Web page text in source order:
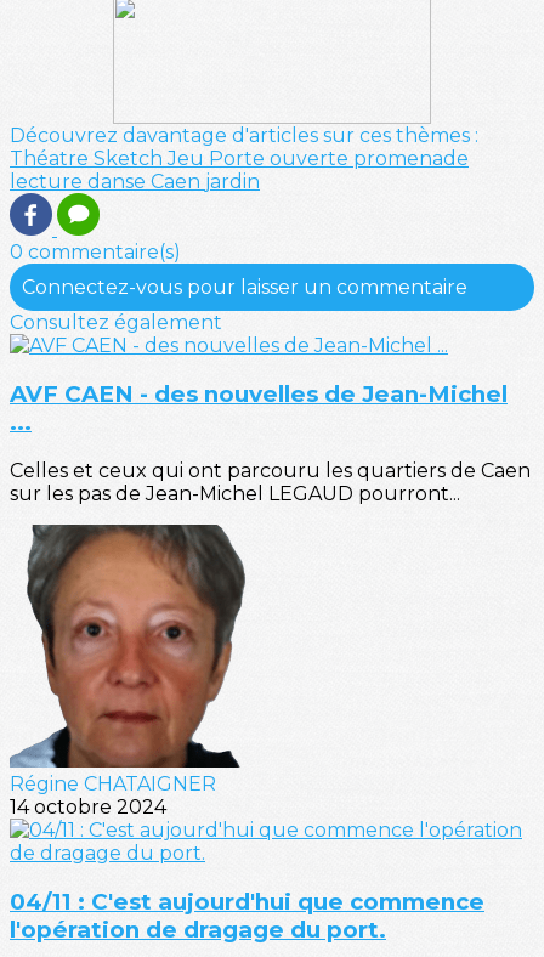
Découvrez davantage d'articles sur ces thèmes :
Théatre SketchJeu Porte ouverte promenade
lecture danse Caen jardin
0 commentaire(s)
Connectez-vous pour laisser un commentaire
Consultez également
AVF CAEN - des nouvelles de Jean-Michel
...
Celles et ceux qui ont parcouru les quartiers de Caen
sur les pas de Jean-Michel LEGAUD pourront...
Régine CHATAIGNER
14 octobre 2024
04/11 : C'est aujourd'hui que commence
l'opération de dragage du port.